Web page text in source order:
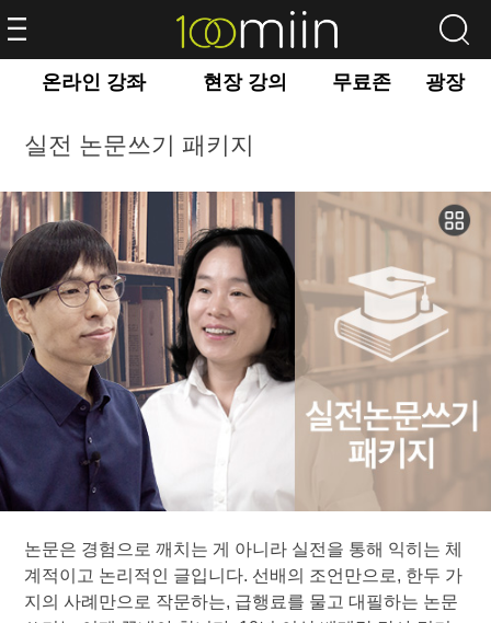
온라인 강좌 현장 강의 무료존 광장
실전 논문쓰기 패키지
논문은 경험으로 깨치는 게 아니라 실전을 통해 익히는 체
계적이고 논리적인 글입니다. 선배의 조언만으로, 한두 가
지의 사례만으로 작문하는, 급행료를 물고 대필하는 논문